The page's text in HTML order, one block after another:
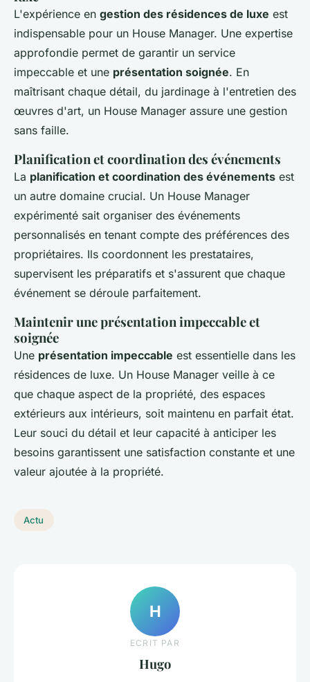
L'expérience en gestion des résidences de luxe est
indispensable pour un House Manager. Une expertise
approfondie permet de garantir un service
impeccable et une présentation soignée. En
maîtrisant chaque détail, du jardinage à l'entretien des
œuvres d'art, un House Manager assure une gestion
sans faille.
Planification et coordination des événements
La planification et coordination des événements est
un autre domaine crucial. Un House Manager
expérimenté sait organiser des événements
personnalisés en tenant compte des préférences des
propriétaires. Ils coordonnent les prestataires,
supervisent les préparatifs et s'assurent que chaque
événement se déroule parfaitement.
Maintenir une présentation impeccable et
soignée
Une présentation impeccable est essentielle dans les
résidences de luxe. Un House Manager veille à ce
que chaque aspect de la propriété, des espaces
extérieurs aux intérieurs, soit maintenu en parfait état.
Leur souci du détail et leur capacité à anticiper les
besoins garantissent une satisfaction constante et une
valeur ajoutée à la propriété.
Actu
H
ECRIT PAR
Hugo